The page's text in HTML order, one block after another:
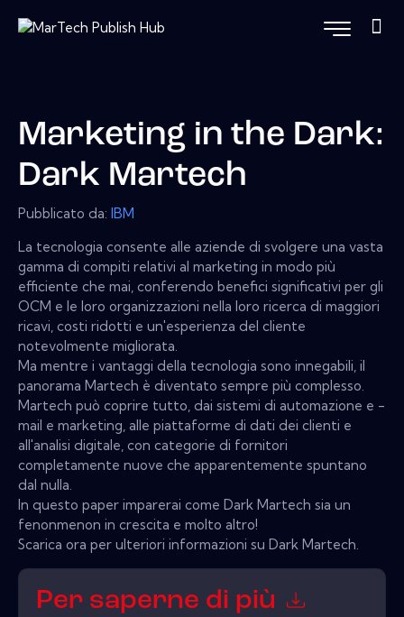
Marketing in the Dark:
Dark Martech
Pubblicato da: IBM
La tecnologia consente alle aziende di svolgere una vasta
gamma di compiti relativi al marketing in modo più
efficiente che mai, conferendo benefici significativi per gli
OCM e le loro organizzazioni nella loro ricerca di maggiori
ricavi, costi ridotti e un'esperienza del cliente
notevolmente migliorata.
Ma mentre i vantaggi della tecnologia sono innegabili, il
panorama Martech è diventato sempre più complesso.
Martech può coprire tutto, dai sistemi di automazione e -
mail e marketing, alle piattaforme di dati dei clienti e
all'analisi digitale, con categorie di fornitori
completamente nuove che apparentemente spuntano
dal nulla.
In questo paper imparerai come Dark Martech sia un
fenonmenon in crescita e molto altro!
Scarica ora per ulteriori informazioni su Dark Martech.
Per saperne di più